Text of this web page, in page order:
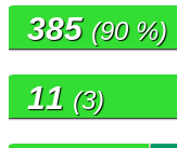
385 (90 %)
11 (3)